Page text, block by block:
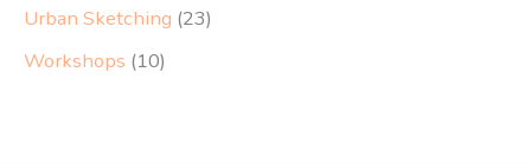
Urban Sketching (23)
Workshops (10)